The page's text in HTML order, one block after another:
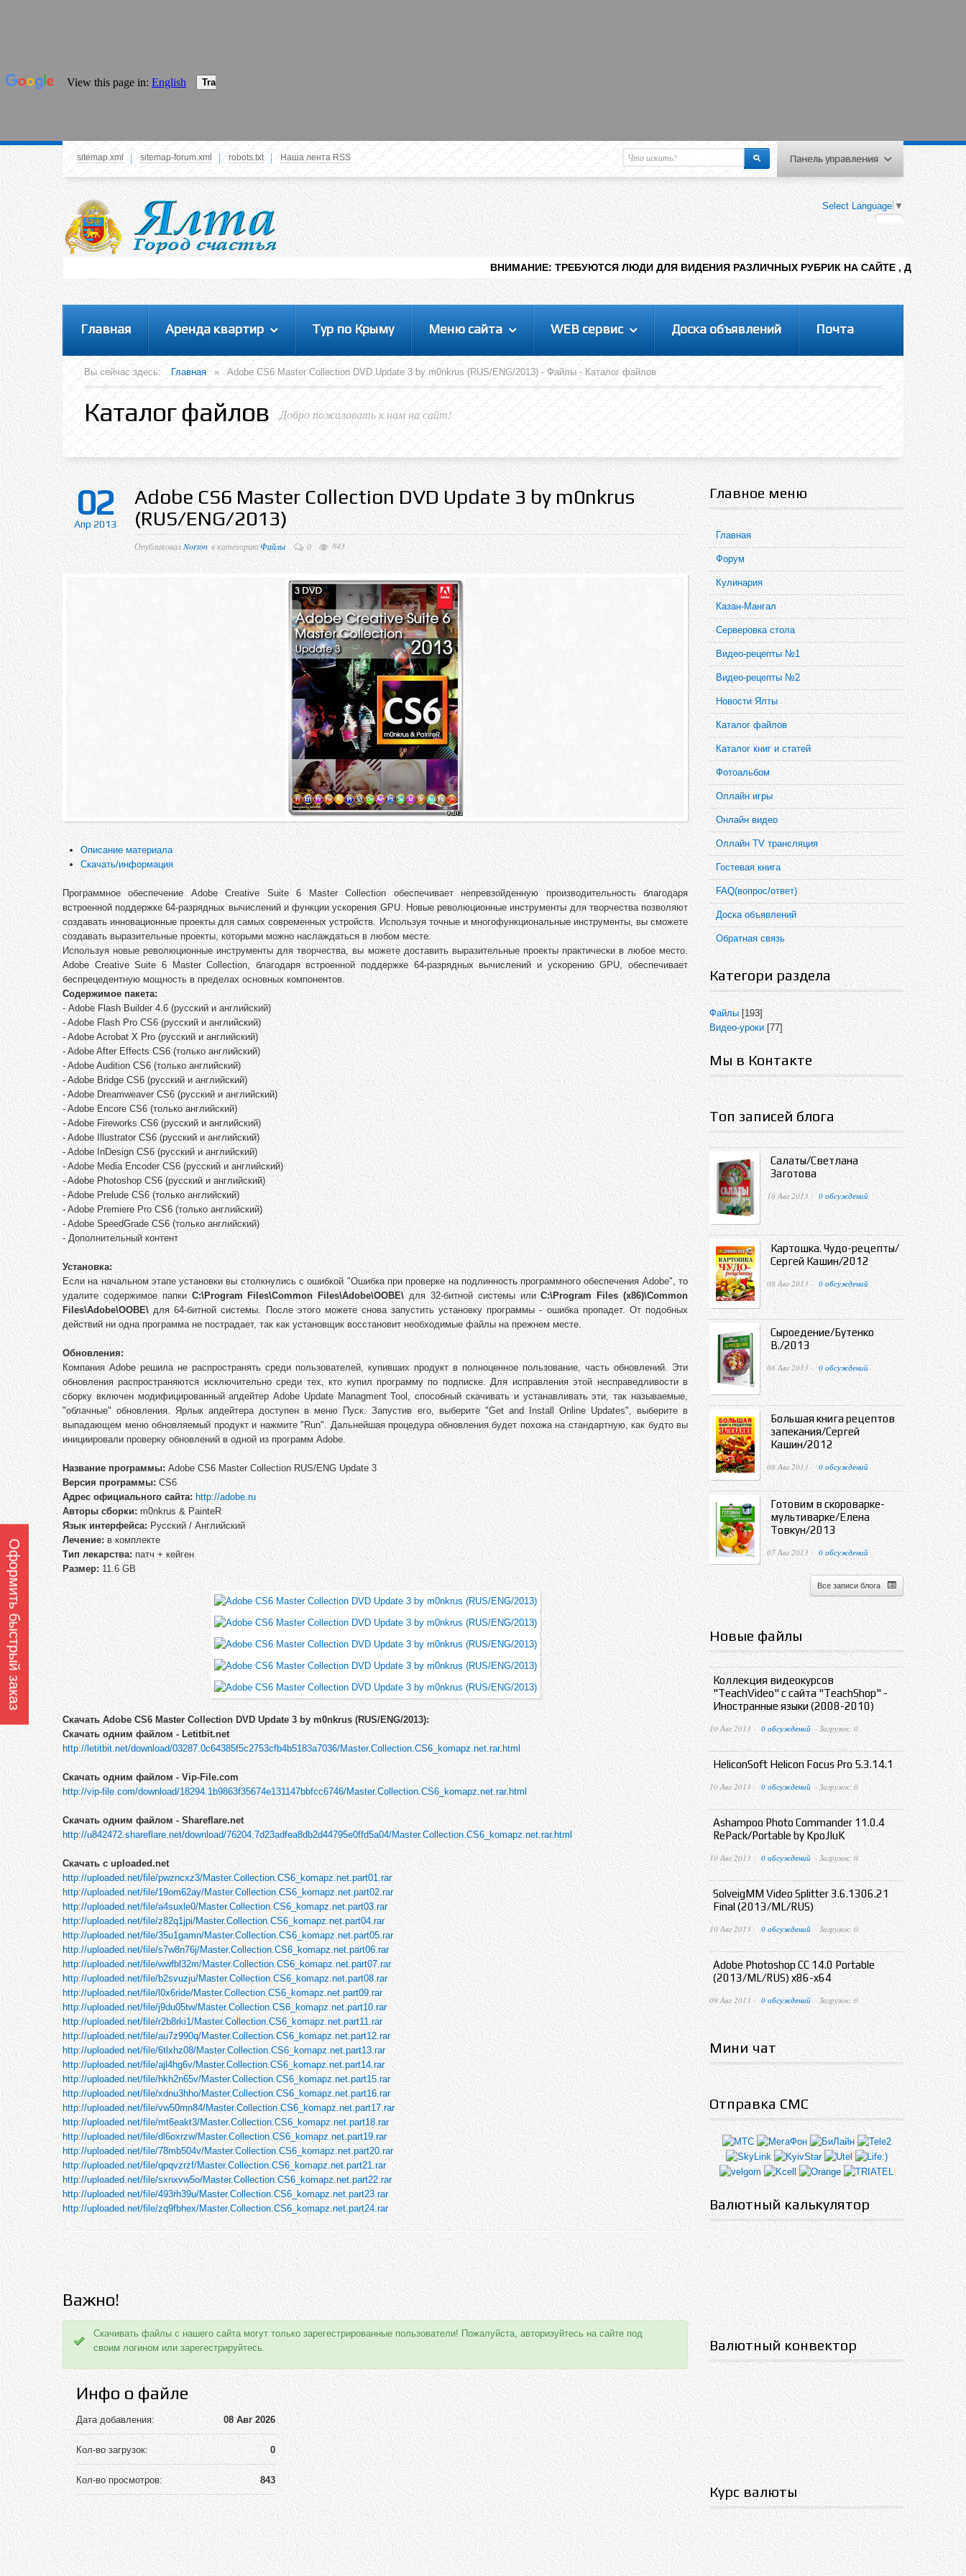
У вас нет прав просматривать данное меню,
пожалуйста, войдите на сайт под своим
логином или зарегестрируйтесь! Это позволит
вам пользоваться всеми функциями нашего
Здравствуйте уважаемыйГость. Чтобы
пользоваться данной панелью
управления, вам необходимо
авторизоваться на сайте под своим
логином, либо пройти регистрацию.
Меню пользователя
Вход на сайт
Регистрация
Панель управления
sitemap.xml sitemap-forum.xml robots.txt Наша лента RSS
Select Language ▼
ВНИМАНИЕ: ТРЕБУЮТСЯ ЛЮДИ ДЛЯ ВИДЕНИЯ РАЗЛИЧНЫХ РУБРИК НА САЙТЕ , ДОБАВЛЕНИЯ
Главная Аренда квартир Тур по Крыму Меню сайта WEB сервис Доска объявлений Почта
Вы сейчас здесь: Главная » Adobe CS6 Master Collection DVD Update 3 by m0nkrus (RUS/ENG/2013) - Файлы - Каталог файлов
Каталог файлов Добро пожаловать к нам на сайт!
02
Апр 2013
Adobe CS6 Master Collection DVD Update 3 by m0nkrus
(RUS/ENG/2013)
ОпубликовалNorton в категориюФайлы 0 843
Описание материала
Скачать/информация
Программное обеспечение Adobe Creative Suite 6 Master Collection обеспечивает непревзойденную производительность благодаря
встроенной поддержке 64-разрядных вычислений и функции ускорения GPU. Новые революционные инструменты для творчества позволяют
создавать инновационные проекты для самых современных устройств. Используя точные и многофункциональные инструменты, вы сможете
создавать выразительные проекты, которыми можно наслаждаться в любом месте.
Используя новые революционные инструменты для творчества, вы можете доставить выразительные проекты практически в любое место.
Adobe Creative Suite 6 Master Collection, благодаря встроенной поддержке 64-разрядных вычислений и ускорению GPU, обеспечивает
беспрецедентную мощность в пределах основных компонентов.
Содержимое пакета:
- Adobe Flash Builder 4.6 (русский и английский)
- Adobe Flash Pro CS6 (русский и английский)
- Adobe Acrobat X Pro (русский и английский)
- Adobe After Effects CS6 (только английский)
- Adobe Audition CS6 (только английский)
- Adobe Bridge CS6 (русский и английский)
- Adobe Dreamweaver CS6 (русский и английский)
- Adobe Encore CS6 (только английский)
- Adobe Fireworks CS6 (русский и английский)
- Adobe Illustrator CS6 (русский и английский)
- Adobe InDesign CS6 (русский и английский)
- Adobe Media Encoder CS6 (русский и английский)
- Adobe Photoshop CS6 (русский и английский)
- Adobe Prelude CS6 (только английский)
- Adobe Premiere Pro CS6 (только английский)
- Adobe SpeedGrade CS6 (только английский)
- Дополнительный контент
Установка:
Если на начальном этапе установки вы столкнулись с ошибкой "Ошибка при проверке на подлинность программного обеспечения Adobe", то
удалите содержимое папки C:\Program Files\Common Files\Adobe\OOBE\для 32-битной системы илиC:\Program Files (x86)\Common
Files\Adobe\OOBE\для 64-битной системы. После этого можете снова запустить установку программы - ошибка пропадет. От подобных
действий ни одна программа не пострадает, так как установщик восстановит необходимые файлы на прежнем месте.
Обновления:
Компания Adobe решила не распространять среди пользователей, купивших продукт в полноценное пользование, часть обновлений. Эти
обновления распространяются исключительно среди тех, кто купил программу по подписке. Для исправления этой несправедливости в
сборку включен модифицированный апдейтер Adobe Update Managment Tool, способный скачивать и устанавливать эти, так называемые,
"облачные" обновления. Ярлык апдейтера доступен в меню Пуск. Запустив его, выберите "Get and Install Online Updates", выберите в
выпадающем меню обновляемый продукт и нажмите "Run". Дальнейшая процедура обновления будет похожа на стандартную, как будто вы
инициировали проверку обновлений в одной из программ Adobe.
Название программы:Adobe CS6 Master Collection RUS/ENG Update 3
Версия программы:CS6
Адрес официального сайта: http://adobe.ru
Авторы сборки:m0nkrus & PainteR
Язык интерфейса:Русский / Английский
Лечение:в комплекте
Тип лекарства:патч + кейген
Размер:11.6 GB
Скачать Adobe CS6 Master Collection DVD Update 3 by m0nkrus (RUS/ENG/2013):
Скачать одним файлом - Letitbit.net
http://letitbit.net/download/03287.0c64385f5c2753cfb4b5183a7036/Master.Collection.CS6_komapz.net.rar.html
Скачать одним файлом - Vip-File.com
http://vip-file.com/download/18294.1b9863f35674e131147bbfcc6746/Master.Collection.CS6_komapz.net.rar.html
Скачать одним файлом - Shareflare.net
http://u842472.shareflare.net/download/76204.7d23adfea8db2d44795e0ffd5a04/Master.Collection.CS6_komapz.net.rar.html
Скачать с uploaded.net
http://uploaded.net/file/pwzncxz3/Master.Collection.CS6_komapz.net.part01.rar
http://uploaded.net/file/19om62ay/Master.Collection.CS6_komapz.net.part02.rar
http://uploaded.net/file/a4suxle0/Master.Collection.CS6_komapz.net.part03.rar
http://uploaded.net/file/z82q1jpi/Master.Collection.CS6_komapz.net.part04.rar
http://uploaded.net/file/35u1gamn/Master.Collection.CS6_komapz.net.part05.rar
http://uploaded.net/file/s7w8n76j/Master.Collection.CS6_komapz.net.part06.rar
http://uploaded.net/file/wwfbl32m/Master.Collection.CS6_komapz.net.part07.rar
http://uploaded.net/file/b2svuzju/Master.Collection.CS6_komapz.net.part08.rar
http://uploaded.net/file/l0x6ride/Master.Collection.CS6_komapz.net.part09.rar
http://uploaded.net/file/j9du05tw/Master.Collection.CS6_komapz.net.part10.rar
http://uploaded.net/file/r2b8rki1/Master.Collection.CS6_komapz.net.part11.rar
http://uploaded.net/file/au7z990q/Master.Collection.CS6_komapz.net.part12.rar
http://uploaded.net/file/6tlxhz08/Master.Collection.CS6_komapz.net.part13.rar
http://uploaded.net/file/ajl4hg6v/Master.Collection.CS6_komapz.net.part14.rar
http://uploaded.net/file/hkh2n65v/Master.Collection.CS6_komapz.net.part15.rar
http://uploaded.net/file/xdnu3hho/Master.Collection.CS6_komapz.net.part16.rar
http://uploaded.net/file/vw50mn84/Master.Collection.CS6_komapz.net.part17.rar
http://uploaded.net/file/mt6eakt3/Master.Collection.CS6_komapz.net.part18.rar
http://uploaded.net/file/dl6oxrzw/Master.Collection.CS6_komapz.net.part19.rar
http://uploaded.net/file/78mb504v/Master.Collection.CS6_komapz.net.part20.rar
http://uploaded.net/file/qpqvzrzf/Master.Collection.CS6_komapz.net.part21.rar
http://uploaded.net/file/sxnxvw5o/Master.Collection.CS6_komapz.net.part22.rar
http://uploaded.net/file/493rh39u/Master.Collection.CS6_komapz.net.part23.rar
http://uploaded.net/file/zq9fbhex/Master.Collection.CS6_komapz.net.part24.rar
Важно!
Скачивать файлы с нашего сайта могут только зарегестрированные пользователи! Пожалуйста, авторизуйтесь на сайте под
своим логином или зарегестрируйтесь.
Инфо о файле
Дата добавления: 08 Авг 2026
Кол-во загрузок: 0
Кол-во просмотров: 843
Главное меню
Главная
Форум
Кулинария
Казан-Мангал
Серверовка стола
Видео-рецепты №1
Видео-рецепты №2
Новости Ялты
Каталог файлов
Каталог книг и статей
Фотоальбом
Оллайн игры
Онлайн видео
Оллайн TV трансляция
Гостевая книга
FAQ(вопрос/ответ)
Доска объявлений
Обратная связь
Категори раздела
Файлы [193]
Видео-уроки [77]
Мы в Контакте
Топ записей блога
Салаты/Светлана
Заготова
10 Авг 2013 · 0 обсуждений
Картошка. Чудо-рецепты/
Сергей Кашин/2012
08 Авг 2013 · 0 обсуждений
Сыроедение/Бутенко
В./2013
08 Авг 2013 · 0 обсуждений
Большая книга рецептов
запекания/Сергей
Кашин/2012
08 Авг 2013 · 0 обсуждений
Готовим в скороварке-
мультиварке/Елена
Товкун/2013
07 Авг 2013 · 0 обсуждений
Все записи блога
Новые файлы
Коллекция видеокурсов
"TeachVideo" с сайта "TeachShop" -
Иностранные языки (2008-2010)
10 Авг 2013 · 0 обсуждений · Загрузок: 0
HeliconSoft Helicon Focus Pro 5.3.14.1
10 Авг 2013 · 0 обсуждений · Загрузок: 0
Ashampoo Photo Commander 11.0.4
RePack/Portable by KpoJIuK
10 Авг 2013 · 0 обсуждений · Загрузок: 0
SolveigMM Video Splitter 3.6.1306.21
Final (2013/ML/RUS)
10 Авг 2013 · 0 обсуждений · Загрузок: 0
Adobe Photoshop CC 14.0 Portable
(2013/ML/RUS) x86-x64
09 Авг 2013 · 0 обсуждений · Загрузок: 0
Мини чат
Отправка СМС
Валютный калькулятор
Валютный конвектор
Курс валюты
Оформить быстрый заказ